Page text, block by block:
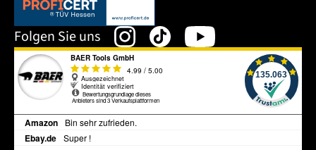
Dieser Link öffnet sich in einem neuen Tab.
Folgen Sie uns